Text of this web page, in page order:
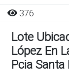
376
Lote
López En
Pcia Santa